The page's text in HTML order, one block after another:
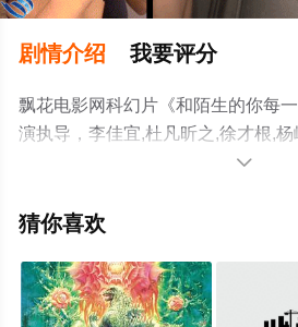
剧情介绍 我要评分
飘花电影网科幻片《和陌生的你每
演执导，李佳宜,杜凡昕之,徐才根,
彩演绎的中国大陆电影，手机免费
影、电视猫或剧情网等平台了解。

猜你喜欢